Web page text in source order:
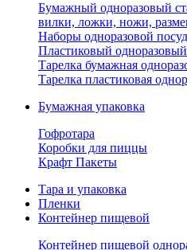
Бумажный одноразовый
вилки, ложки, ножи,
Наборы одноразовой
Пластиковый
Тарелка бумажная
Тарелка пластиковая
Бумажная упаковка
Гофротара
Коробки для пиццы
Крафт Пакеты
Тара и упаковка
Пленки
Контейнер пищевой
Контейнер пищевой